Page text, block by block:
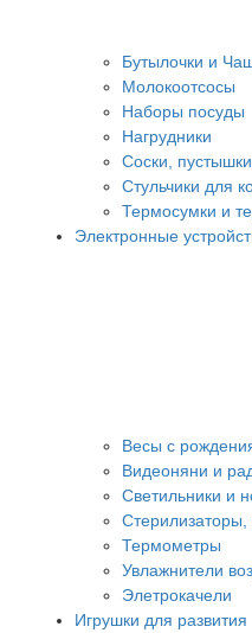
Бутылочки и
Молокоотсосы
Наборы посуды
Нагрудники
Соски,
Стульчики для
Термосумки и
Электронные
Весы с
Видеоняни и
Светильники и
Стерилизаторы,
Термометры
Увлажнители
Элетрокачели
Игрушки для развития